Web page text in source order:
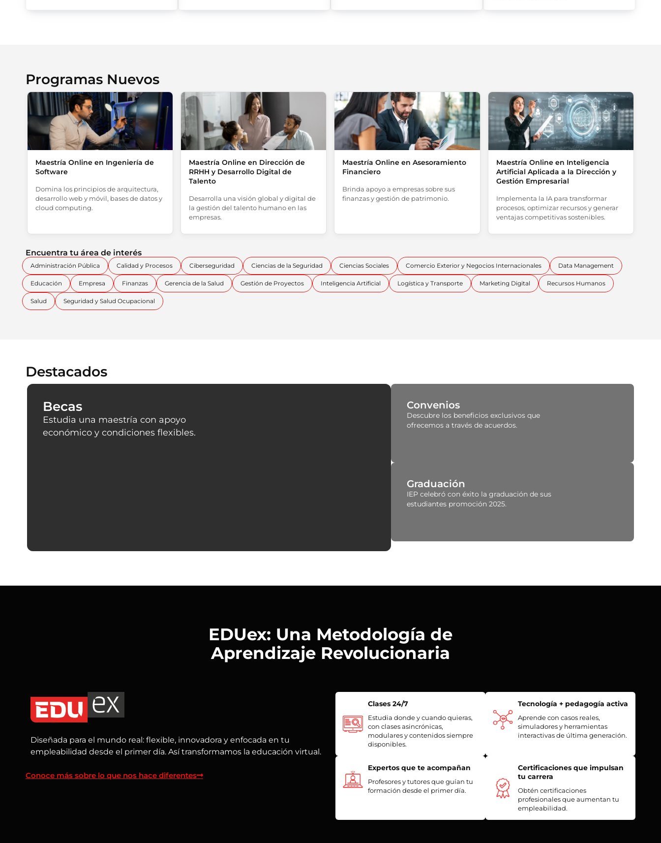
Programas Nuevos
Maestría Online en Ingeniería de
Software
Domina los principios de arquitectura,
desarrollo web y móvil, bases de datos y
cloud computing.
Maestría Online en Dirección de
RRHH y Desarrollo Digital de
Talento
Desarrolla una visión global y digital de
la gestión del talento humano en las
empresas.
Maestría Online en Asesoramiento
Financiero
Brinda apoyo a empresas sobre sus
finanzas y gestión de patrimonio.
Maestría Online en Inteligencia
Artificial Aplicada a la Dirección y
Gestión Empresarial
Implementa la IA para transformar
procesos, optimizar recursos y generar
ventajas competitivas sostenibles.
Encuentra tu área de interés
Administración Pública Calidad y Procesos Ciberseguridad Ciencias de la Seguridad Ciencias Sociales Comercio Exterior y Negocios Internacionales Data Management
Educación Empresa Finanzas Gerencia de la Salud Gestión de Proyectos Inteligencia Artificial Logística y Transporte Marketing Digital Recursos Humanos
Salud Seguridad y Salud Ocupacional
Destacados
Becas
Estudia una maestría con apoyo
económico y condiciones flexibles.
Convenios
Descubre los beneficios exclusivos que
ofrecemos a través de acuerdos.
Graduación
IEP celebró con éxito la graduación de sus
estudiantes promoción 2025.
EDUex: Una Metodología de
Aprendizaje Revolucionaria
Diseñada para el mundo real: flexible, innovadora y enfocada en tu
empleabilidad desde el primer día. Así transformamos la educación virtual.
Conoce más sobre lo que nos hace diferentes
Clases 24/7
Estudia donde y cuando quieras,
con clases asincrónicas,
modulares y contenidos siempre
disponibles.
Tecnología + pedagogía activa
Aprende con casos reales,
simuladores y herramientas
interactivas de última generación.
Expertos que te acompañan
Profesores y tutores que guían tu
formación desde el primer día.
Certificaciones que impulsan
tu carrera
Obtén certificaciones
profesionales que aumentan tu
empleabilidad.